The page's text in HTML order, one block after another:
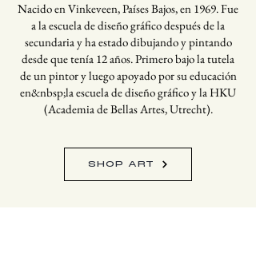
Nacido en Vinkeveen, Países Bajos, en 1969. Fue
a la escuela de diseño gráfico después de la
secundaria y ha estado dibujando y pintando
desde que tenía 12 años. Primero bajo la tutela
de un pintor y luego apoyado por su educación
en&nbsp;la escuela de diseño gráfico y la HKU
(Academia de Bellas Artes, Utrecht).
SHOP ART